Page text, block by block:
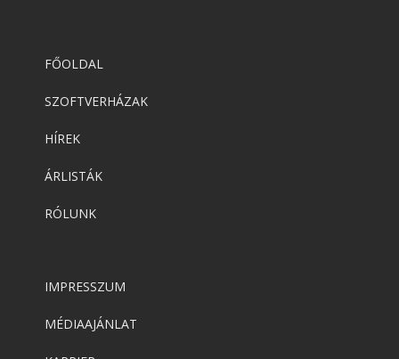
FŐOLDAL
SZOFTVERHÁZAK
HÍREK
ÁRLISTÁK
RÓLUNK
IMPRESSZUM
MÉDIAAJÁNLAT